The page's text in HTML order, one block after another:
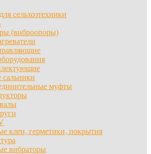
сельхозтехники
(виброопоры)
муфты
клеи, герметики, покрытия
вибраторы